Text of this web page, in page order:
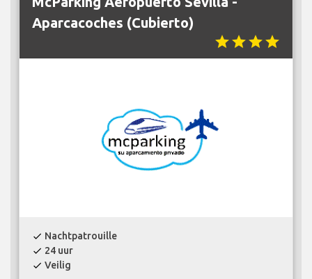
Aparcacoches (Cubierto)
starstarstarstar
check Nachtpatrouille
check 24 uur
check Veilig